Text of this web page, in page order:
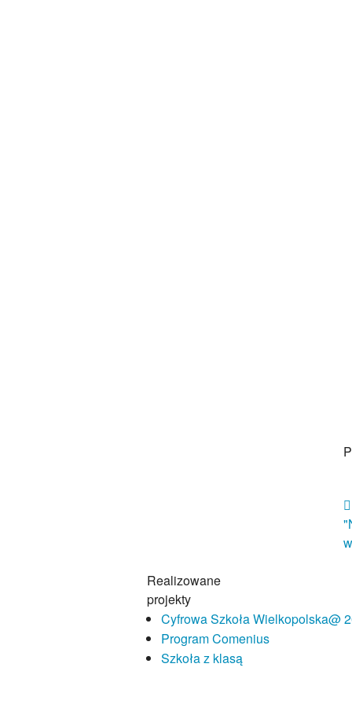
Realizowane
projekty
Cyfrowa Szkoła Wielkopolska@
Program Comenius
Szkoła z klasą